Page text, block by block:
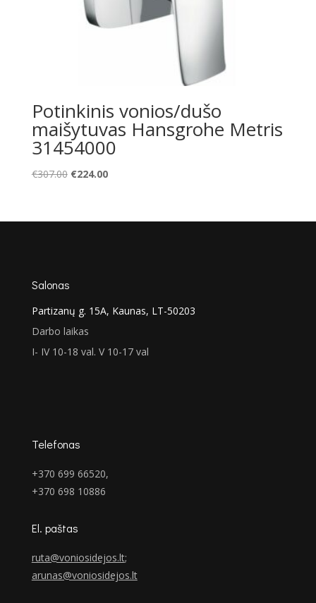
Potinkinis vonios/dušo
maišytuvas Hansgrohe Metris
31454000
€307.00 Original
€307.00.
€224.00Current
€224.00.
Salonas
Partizanų g. 15A, Kaunas, LT-50203
Darbo laikas
I- IV 10-18 val. V 10-17 val
Telefonas
+370 699 66520,
+370 698 10886
El. paštas
ruta@voniosidejos.lt;
arunas@voniosidejos.lt